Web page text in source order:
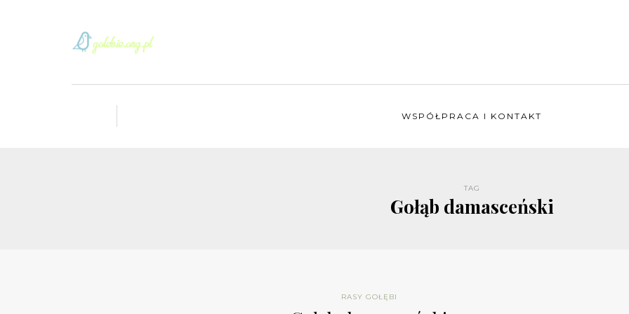
WSPÓŁPRACA I KONTAKT
TAG
Gołąb damasceński
RASY GOŁĘBI